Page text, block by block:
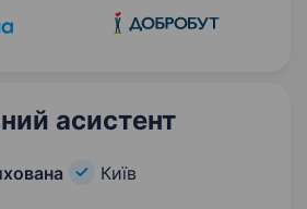
асистент
Київ